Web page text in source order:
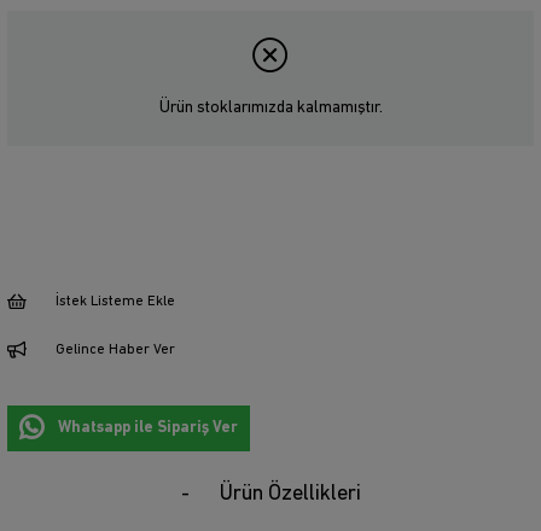
Ürün stoklarımızda kalmamıştır.
İstek Listeme Ekle
Gelince Haber Ver
Whatsapp ile Sipariş Ver
Ürün Özellikleri